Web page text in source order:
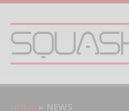
HOME NEWS